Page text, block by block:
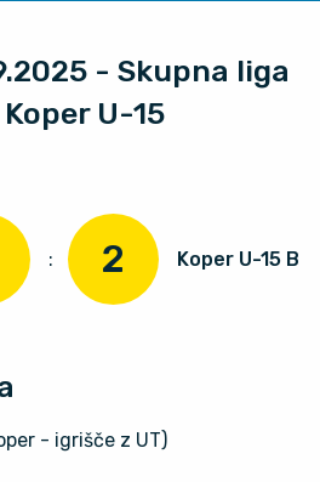
- Skupna liga
Koper U-15
: 2 Koper U-15 B
- igrišče z UT)